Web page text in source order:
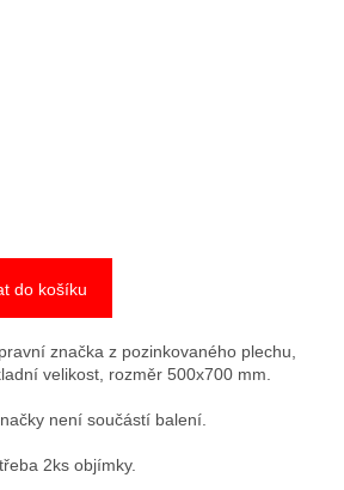
do košíku
značka z pozinkovaného plechu,
velikost, rozměr 500x700 mm.
není součástí balení.
2ks objímky.